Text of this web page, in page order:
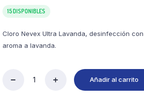
15 DISPONIBLES
Cloro Nevex Ultra Lavanda, desinfección con
aroma a lavanda.
Añadir al carrito